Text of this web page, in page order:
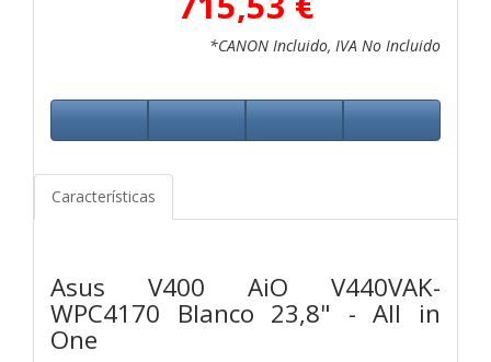
*CANON Incluido, IVA No Incluido
Características
Asus V400 AiO V440VAK-
WPC4170 Blanco 23,8" - All in
One